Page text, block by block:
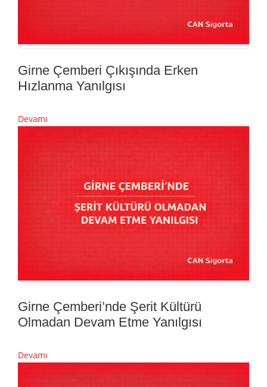
Girne Çemberi Çıkışında Erken
Hızlanma Yanılgısı
Devamı
Girne Çemberi’nde Şerit Kültürü
Olmadan Devam Etme Yanılgısı
Devamı